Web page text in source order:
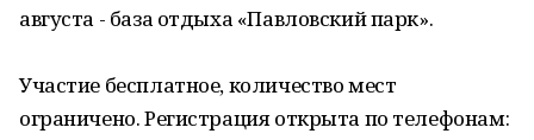
августа - база отдыха «Павловский парк».
Участие бесплатное, количество мест
ограничено. Регистрация открыта по телефонам: